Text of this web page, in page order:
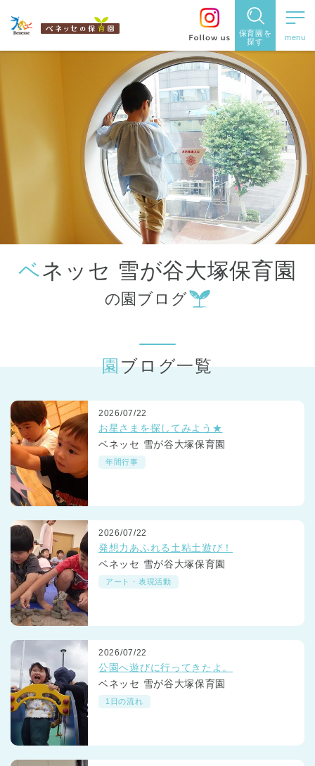
保育園を
探す
保育園を探す
住所・駅
名から探
す
都道府県
から探す
ベネッセ 雪が谷大塚保育園
の園ブログ
園ブログ一覧
2026/07/22
お星さまを探してみよう★
ベネッセ 雪が谷大塚保育園
年間行事
2026/07/22
発想力あふれる土粘土遊び！
ベネッセ 雪が谷大塚保育園
アート・表現活動
2026/07/22
公園へ遊びに行ってきたよ。
ベネッセ 雪が谷大塚保育園
1日の流れ